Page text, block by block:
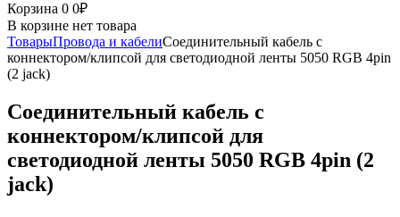
Корзина 0 0₽
В корзине нет товара
ТоварыПровода и кабелиСоединительный кабель с
коннектором/клипсой для светодиодной ленты 5050 RGB 4pin
(2 jack)
Соединительный кабель с
коннектором/клипсой для
светодиодной ленты 5050 RGB 4pin (2
jack)